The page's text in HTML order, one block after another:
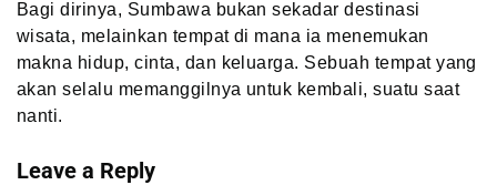
Bagi dirinya, Sumbawa bukan sekadar destinasi
wisata, melainkan tempat di mana ia menemukan
makna hidup, cinta, dan keluarga. Sebuah tempat yang
akan selalu memanggilnya untuk kembali, suatu saat
nanti.
Leave a Reply